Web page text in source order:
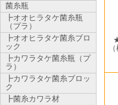
菌糸瓶
┣オオヒラタケ菌糸瓶
（プラ）
┣オオヒラタケ菌糸ブロ
ック
┣カワラタケ菌糸瓶（プ
ラ）
┣カワラタケ菌糸ブロッ
ク
┣菌糸カワラ材